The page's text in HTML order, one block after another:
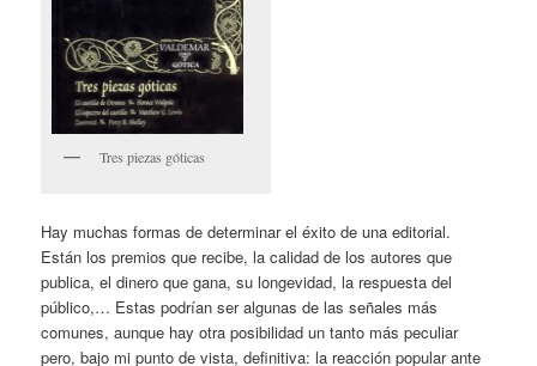
Tres piezas góticas
Hay muchas formas de determinar el éxito de una editorial.
Están los premios que recibe, la calidad de los autores que
publica, el dinero que gana, su longevidad, la respuesta del
público,… Estas podrían ser algunas de las señales más
comunes, aunque hay otra posibilidad un tanto más peculiar
pero, bajo mi punto de vista, definitiva: la reacción popular ante